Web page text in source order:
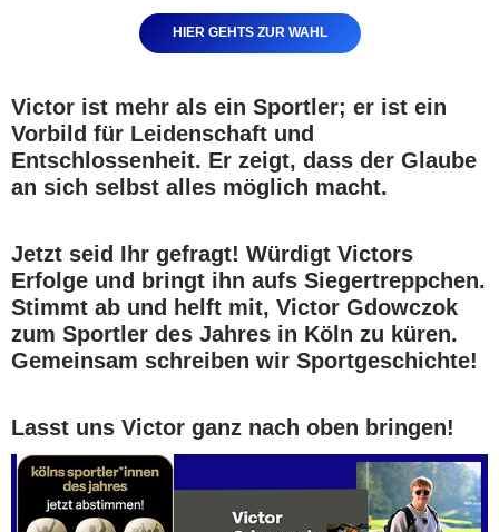
HIER GEHTS ZUR WAHL
Victor ist mehr als ein Sportler; er ist ein
Vorbild für Leidenschaft und
Entschlossenheit. Er zeigt, dass der Glaube
an sich selbst alles möglich macht.
Jetzt seid Ihr gefragt! Würdigt Victors
Erfolge und bringt ihn aufs Siegertreppchen.
Stimmt ab und helft mit, Victor Gdowczok
zum Sportler des Jahres in Köln zu küren.
Gemeinsam schreiben wir Sportgeschichte!
Lasst uns Victor ganz nach oben bringen!